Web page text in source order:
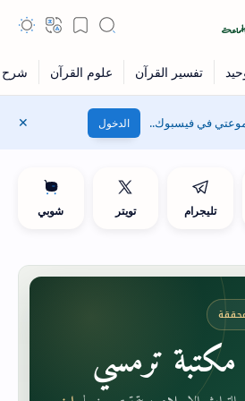
في فيسبوك.. الدخول
تليجرام تويتر شوبي
ترمسي